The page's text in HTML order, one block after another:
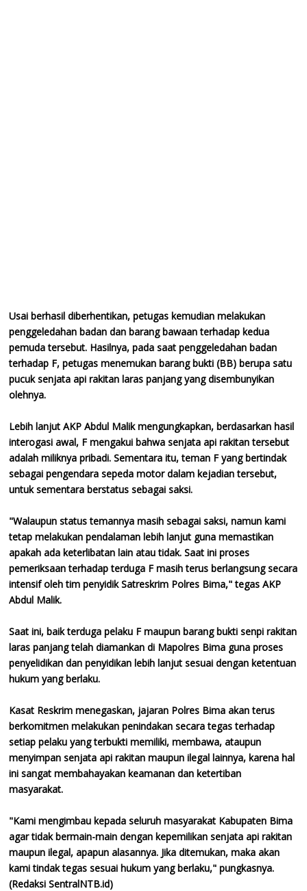
Usai berhasil diberhentikan, petugas kemudian melakukan
penggeledahan badan dan barang bawaan terhadap kedua
pemuda tersebut. Hasilnya, pada saat penggeledahan badan
terhadap F, petugas menemukan barang bukti (BB) berupa satu
pucuk senjata api rakitan laras panjang yang disembunyikan
olehnya.
Lebih lanjut AKP Abdul Malik mengungkapkan, berdasarkan hasil
interogasi awal, F mengakui bahwa senjata api rakitan tersebut
adalah miliknya pribadi. Sementara itu, teman F yang bertindak
sebagai pengendara sepeda motor dalam kejadian tersebut,
untuk sementara berstatus sebagai saksi.
"Walaupun status temannya masih sebagai saksi, namun kami
tetap melakukan pendalaman lebih lanjut guna memastikan
apakah ada keterlibatan lain atau tidak. Saat ini proses
pemeriksaan terhadap terduga F masih terus berlangsung secara
intensif oleh tim penyidik Satreskrim Polres Bima," tegas AKP
Abdul Malik.
Saat ini, baik terduga pelaku F maupun barang bukti senpi rakitan
laras panjang telah diamankan di Mapolres Bima guna proses
penyelidikan dan penyidikan lebih lanjut sesuai dengan ketentuan
hukum yang berlaku.
Kasat Reskrim menegaskan, jajaran Polres Bima akan terus
berkomitmen melakukan penindakan secara tegas terhadap
setiap pelaku yang terbukti memiliki, membawa, ataupun
menyimpan senjata api rakitan maupun ilegal lainnya, karena hal
ini sangat membahayakan keamanan dan ketertiban
masyarakat.
"Kami mengimbau kepada seluruh masyarakat Kabupaten Bima
agar tidak bermain-main dengan kepemilikan senjata api rakitan
maupun ilegal, apapun alasannya. Jika ditemukan, maka akan
kami tindak tegas sesuai hukum yang berlaku," pungkasnya.
(Redaksi SentralNTB.id)